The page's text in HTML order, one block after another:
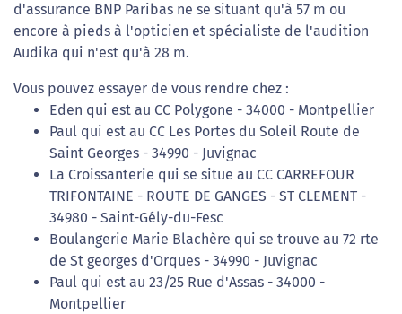
d'assurance BNP Paribas ne se situant qu'à 57 m ou
encore à pieds à l'opticien et spécialiste de l'audition
Audika qui n'est qu'à 28 m.
Vous pouvez essayer de vous rendre chez :
Eden qui est au CC Polygone - 34000 - Montpellier
Paul qui est au CC Les Portes du Soleil Route de
Saint Georges - 34990 - Juvignac
La Croissanterie qui se situe au CC CARREFOUR
TRIFONTAINE - ROUTE DE GANGES - ST CLEMENT -
34980 - Saint-Gély-du-Fesc
Boulangerie Marie Blachère qui se trouve au 72 rte
de St georges d'Orques - 34990 - Juvignac
Paul qui est au 23/25 Rue d'Assas - 34000 -
Montpellier